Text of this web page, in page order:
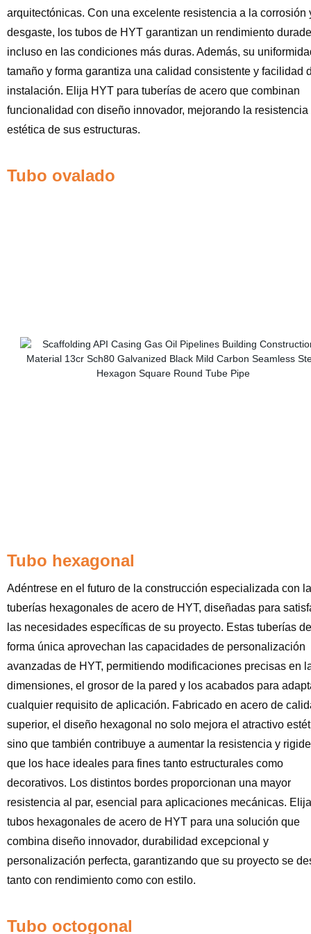
arquitectónicas. Con una excelente resistencia a la corrosión
desgaste, los tubos de HYT garantizan un rendimiento
incluso en las condiciones más duras. Además, su
tamaño y forma garantiza una calidad consistente y facilidad
instalación. Elija HYT para tuberías de acero que combinan
funcionalidad con diseño innovador, mejorando la resistencia
estética de sus estructuras.
Tubo ovalado
Tubo hexagonal
Adéntrese en el futuro de la construcción especializada con
tuberías hexagonales de acero de HYT, diseñadas para
las necesidades específicas de su proyecto. Estas tuberías de
forma única aprovechan las capacidades de personalización
avanzadas de HYT, permitiendo modificaciones precisas en
dimensiones, el grosor de la pared y los acabados para
cualquier requisito de aplicación. Fabricado en acero de
superior, el diseño hexagonal no solo mejora el atractivo
sino que también contribuye a aumentar la resistencia y
que los hace ideales para fines tanto estructurales como
decorativos. Los distintos bordes proporcionan una mayor
resistencia al par, esencial para aplicaciones mecánicas.
tubos hexagonales de acero de HYT para una solución que
combina diseño innovador, durabilidad excepcional y
personalización perfecta, garantizando que su proyecto se
tanto con rendimiento como con estilo.
Tubo octogonal